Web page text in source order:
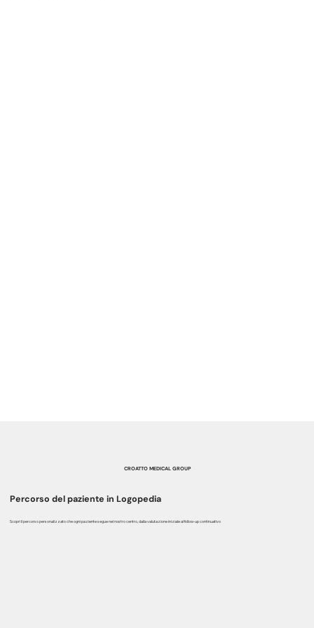
CROATTO MEDICAL GROUP
Percorso del paziente in Logopedia
Scopri il percorso personalizzato che ogni paziente segue nel nostro centro, dalla valutazione iniziale al follow-up continuativo